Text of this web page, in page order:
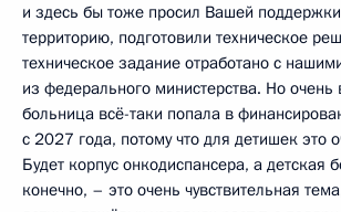
и здесь бы тоже просил Вашей
территорию, подготовили техническое
техническое задание отработано с
из федерального министерства. Но
больница всё-таки попала в
с 2027 года, потому что для детишек это
Будет корпус онкодиспансера, а детская
конечно, – это очень чувствительная